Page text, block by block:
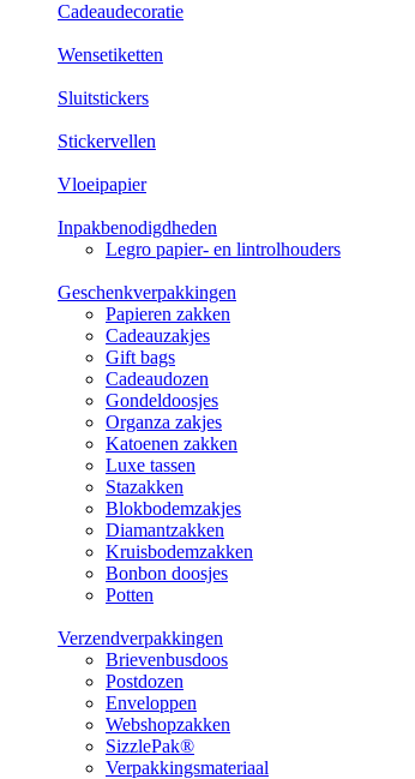
Cadeaudecoratie
Wensetiketten
Sluitstickers
Stickervellen
Vloeipapier
Inpakbenodigdheden
Legro papier- en lintrolhouders
Geschenkverpakkingen
Papieren zakken
Cadeauzakjes
Gift bags
Cadeaudozen
Gondeldoosjes
Organza zakjes
Katoenen zakken
Luxe tassen
Stazakken
Blokbodemzakjes
Diamantzakken
Kruisbodemzakken
Bonbon doosjes
Potten
Verzendverpakkingen
Brievenbusdoos
Postdozen
Enveloppen
Webshopzakken
SizzlePak®
Verpakkingsmateriaal